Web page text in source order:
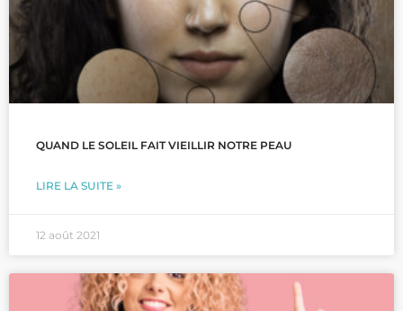
QUAND LE SOLEIL FAIT VIEILLIR NOTRE PEAU
LIRE LA SUITE »
12 août 2021